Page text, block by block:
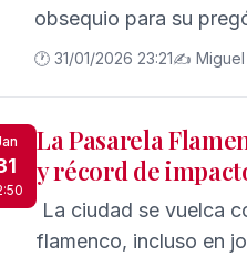
obsequio para su
🕐 31/01/2026 23:21✍️ Miguel
La Pasarela
y récord de
La ciudad se vuelca
flamenco, incluso en